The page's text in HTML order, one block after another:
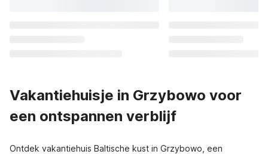
Vakantiehuisje in Grzybowo voor
een ontspannen verblijf
Ontdek vakantiehuis Baltische kust in Grzybowo, een